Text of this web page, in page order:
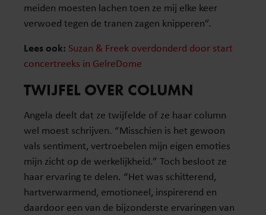
meiden moesten lachen toen ze mij elke keer
verwoed tegen de tranen zagen knipperen”.
Lees ook: Suzan & Freek overdonderd door start
concertreeks in GelreDome
TWIJFEL OVER COLUMN
Angela deelt dat ze twijfelde of ze haar column
wel moest schrijven. “Misschien is het gewoon
vals sentiment, vertroebelen mijn eigen emoties
mijn zicht op de werkelijkheid.” Toch besloot ze
haar ervaring te delen. “Het was schitterend,
hartverwarmend, emotioneel, inspirerend en
daardoor een van de bijzonderste ervaringen van